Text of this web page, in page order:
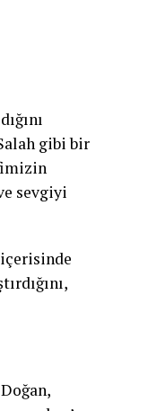
gibi bir
sevgiyi